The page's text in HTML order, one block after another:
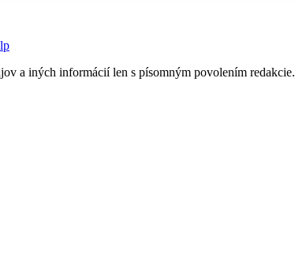
a iných informácií len s písomným povolením redakcie.